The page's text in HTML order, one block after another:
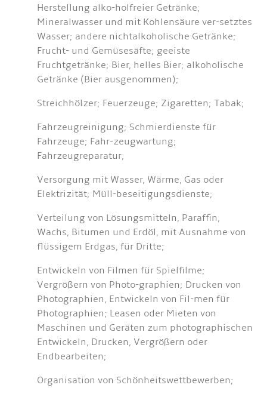
Herstellung alko-holfreier Getränke;
Mineralwasser und mit Kohlensäure ver-setztes
Wasser; andere nichtalkoholische Getränke;
Frucht- und Gemüsesäfte; geeiste
Fruchtgetränke; Bier, helles Bier; alkoholische
Getränke (Bier ausgenommen);
Streichhölzer; Feuerzeuge; Zigaretten; Tabak;
Fahrzeugreinigung; Schmierdienste für
Fahrzeuge; Fahr-zeugwartung;
Fahrzeugreparatur;
Versorgung mit Wasser, Wärme, Gas oder
Elektrizität; Müll-beseitigungsdienste;
Verteilung von Lösungsmitteln, Paraffin,
Wachs, Bitumen und Erdöl, mit Ausnahme von
flüssigem Erdgas, für Dritte;
Entwickeln von Filmen für Spielfilme;
Vergrößern von Photo-graphien; Drucken von
Photographien, Entwickeln von Fil-men für
Photographien; Leasen oder Mieten von
Maschinen und Geräten zum photographischen
Entwickeln, Drucken, Vergrößern oder
Endbearbeiten;
Organisation von Schönheitswettbewerben;